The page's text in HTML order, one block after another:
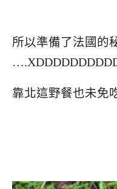
所以準備了法國的
靠北這野餐也未免